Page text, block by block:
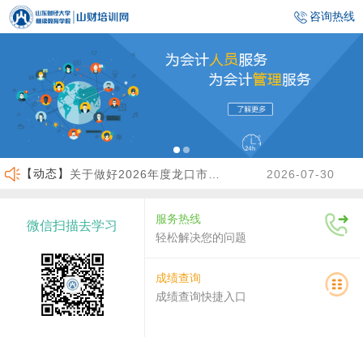
咨询热线
【动态】 2026-07-30
济宁市财政局关于做好高端会计人才（企业类）培养班选拔工作的通知 2026-06-30
沾化区财政局关于做好2026年度会计人员继续教育有关工作的通知 2026-04-02
微信扫描去学习
服务热线
轻松解决您的问题
成绩查询
成绩查询快捷入口